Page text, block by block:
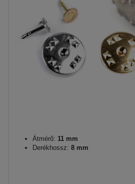
Átmérő: 11 mm
Derékhossz: 8 mm